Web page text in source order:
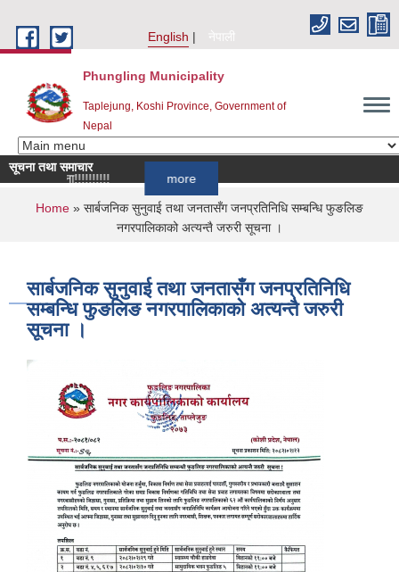
English
नेपाली
Phungling Municipality
Taplejung, Koshi Province, Government of
Nepal
सूचना तथा समाचार
सूचना!!!!!!!!!!
You are here
Home » सार्बजनिक सुनुवाई तथा जनतासँग जनप्रतिनिधि सम्बन्धि फुङलिङ
नगरपालिकाको अत्यन्तै जरुरी सूचना ।
सार्बजनिक सुनुवाई तथा जनतासँग जनप्रतिनिधि
सम्बन्धि फुङलिङ नगरपालिकाको अत्यन्तै जरुरी
सूचना ।